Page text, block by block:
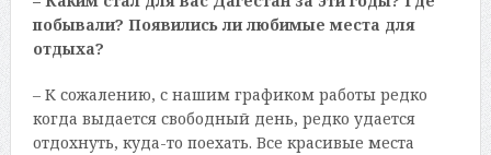
побывали? Появились ли любимые места для
отдыха?
– К сожалению, с нашим графиком работы редко
когда выдается свободный день, редко удается
отдохнуть, куда-то поехать. Все красивые места